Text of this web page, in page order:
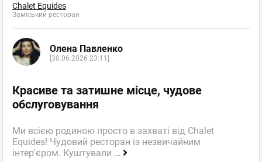
Chalet Equides
Заміський ресторан
Олена Павленко
[30.06.2026 23:11]
Красиве та затишне місце, чудове
обслуговування
Ми всією родиною просто в захваті від Chalet
Equides! Чудовий ресторан із незвичайним
інтер'єром. Куштували ...